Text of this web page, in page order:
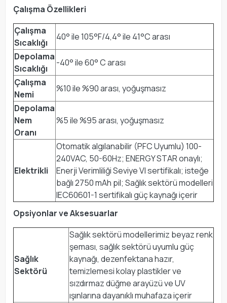
Çalışma Özellikleri
Çalışma
Sıcaklığı
40° ile 105°F/4,4° ile 41°C arası
Depolama
Sıcaklığı
-40° ile 60° C arası
Çalışma
Nemi
%10 ile %90 arası, yoğuşmasız
Depolama
Nem
Oranı
%5 ile %95 arası, yoğuşmasız
Elektrikli
Otomatik algılanabilir (PFC Uyumlu) 100-
240VAC, 50-60Hz; ENERGY STAR onaylı;
Enerji Verimliliği Seviye VI sertifikalı; isteğe
bağlı 2750 mAh pil; Sağlık sektörü modelleri
IEC60601-1 sertifikalı güç kaynağı içerir
Opsiyonlar ve Aksesuarlar
Sağlık
Sektörü
Sağlık sektörü modellerimiz beyaz renk
şeması, sağlık sektörü uyumlu güç
kaynağı, dezenfektana hazır,
temizlemesi kolay plastikler ve
sızdırmaz düğme arayüzü ve UV
ışınlarına dayanıklı muhafaza içerir